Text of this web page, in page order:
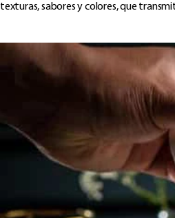
texturas, sabores y colores, que